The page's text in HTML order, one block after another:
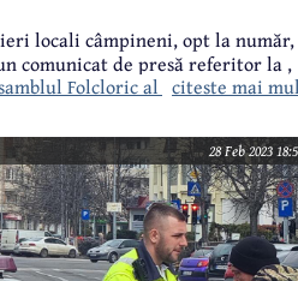
locali câmpineni, opt la număr,
comunicat de presă referitor la
Folcloric al Casei
,
o serie de precizări legate
Redăm integral
sunt anexate mai multe
citeste mai
28 Feb 2023